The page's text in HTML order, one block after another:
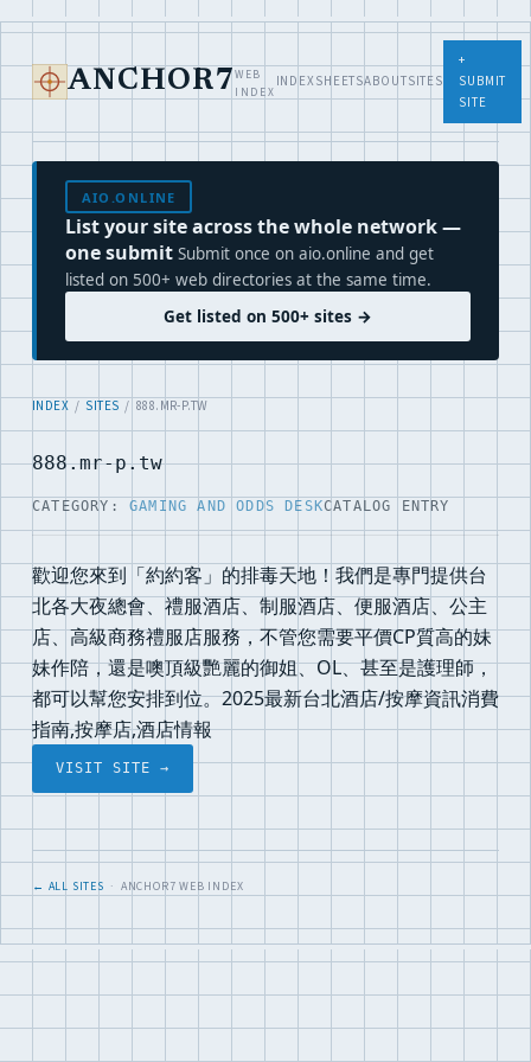
ANCHOR7 WEB
INDEX
INDEXSHEETSABOUTSITES
+
SUBMIT
SITE
AIO.ONLINE
List your site across the whole network —
one submit Submit once on aio.online and get
listed on 500+ web directories at the same time.
Get listed on 500+ sites →
INDEX / SITES / 888.MR-P.TW
888.mr-p.tw
CATEGORY: GAMING AND ODDS DESKCATALOG ENTRY
歡迎您來到「約約客」的排毒天地！我們是專門提供台
北各大夜總會、禮服酒店、制服酒店、便服酒店、公主
店、高級商務禮服店服務，不管您需要平價CP質高的妹
妹作陪，還是噢頂級艷麗的御姐、OL、甚至是護理師，
都可以幫您安排到位。2025最新台北酒店/按摩資訊消費
指南,按摩店,酒店情報
VISIT SITE →
← ALL SITES · ANCHOR7 WEB INDEX